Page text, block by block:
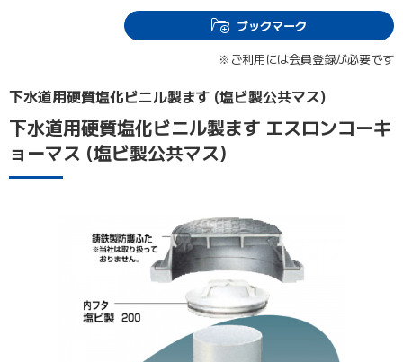
ブックマーク
※ご利用には会員登録が必要です
下水道用硬質塩化ビニル製ます (塩ビ製公共マス)
下水道用硬質塩化ビニル製ます エスロンコーキ
ョーマス (塩ビ製公共マス)